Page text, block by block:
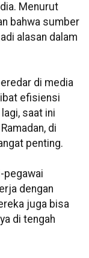
Menurut
bahwa sumber
alasan dalam
di media
efisiensi
saat ini
di
penting.
pegawai
dengan
juga bisa
di tengah